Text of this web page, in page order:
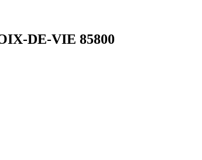
DE-VIE 85800